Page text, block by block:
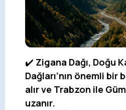
✔️ Zigana Dağı, Doğu
Dağları’nın önemli
alır ve Trabzon ile
uzanır.